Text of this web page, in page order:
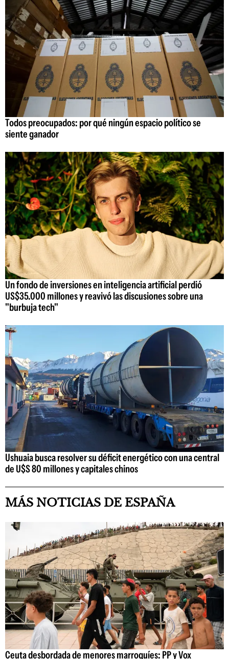
Todos preocupados: por qué ningún espacio político se
siente ganador
Un fondo de inversiones en inteligencia artificial perdió
US$35.000 millones y reavivó las discusiones sobre una
"burbuja tech"
Ushuaia busca resolver su déficit energético con una central
de U$S 80 millones y capitales chinos
MÁS NOTICIAS DE ESPAÑA
Ceuta desbordada de menores marroquíes: PP y Vox